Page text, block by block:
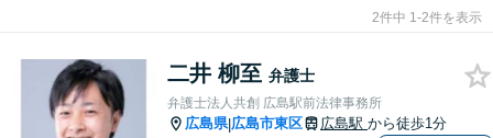
2件中 1-2件を表示
二井 柳至 弁護士
弁護士法人共創 広島駅前法律事務所
広島県|広島市東区 広島駅 から徒歩1分